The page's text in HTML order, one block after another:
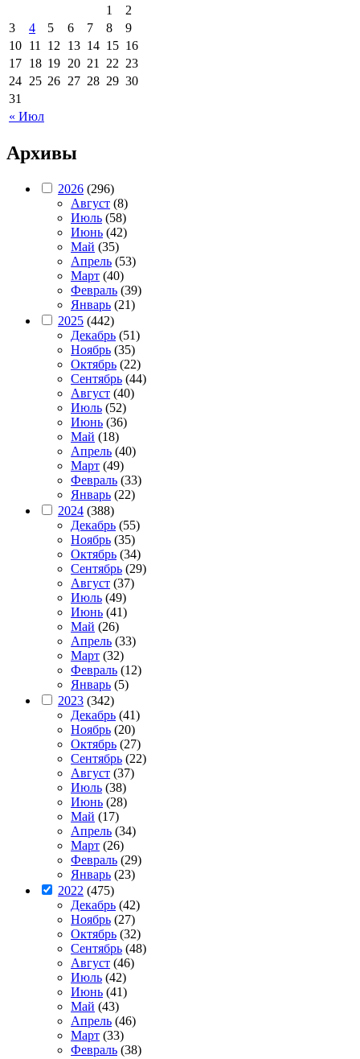
« Июл
1
2
3
4 5 6 7 8
9
10 11 12 13 14 15 16
17 18 19 20 21 22 23
24 25 26 27 28 29 30
31
Архивы
2026 (296)
Август (8)
Июль (58)
Июнь (42)
Май (35)
Апрель (53)
Март (40)
Февраль (39)
Январь (21)
2025 (442)
Декабрь (51)
Ноябрь (35)
Октябрь (22)
Сентябрь (44)
Август (40)
Июль (52)
Июнь (36)
Май (18)
Апрель (40)
Март (49)
Февраль (33)
Январь (22)
2024 (388)
Декабрь (55)
Ноябрь (35)
Октябрь (34)
Сентябрь (29)
Август (37)
Июль (49)
Июнь (41)
Май (26)
Апрель (33)
Март (32)
Февраль (12)
Январь (5)
2023 (342)
Декабрь (41)
Ноябрь (20)
Октябрь (27)
Сентябрь (22)
Август (37)
Июль (38)
Июнь (28)
Май (17)
Апрель (34)
Март (26)
Февраль (29)
Январь (23)
2022 (475)
Декабрь (42)
Ноябрь (27)
Октябрь (32)
Сентябрь (48)
Август (46)
Июль (42)
Июнь (41)
Май (43)
Апрель (46)
Март (33)
Февраль (38)